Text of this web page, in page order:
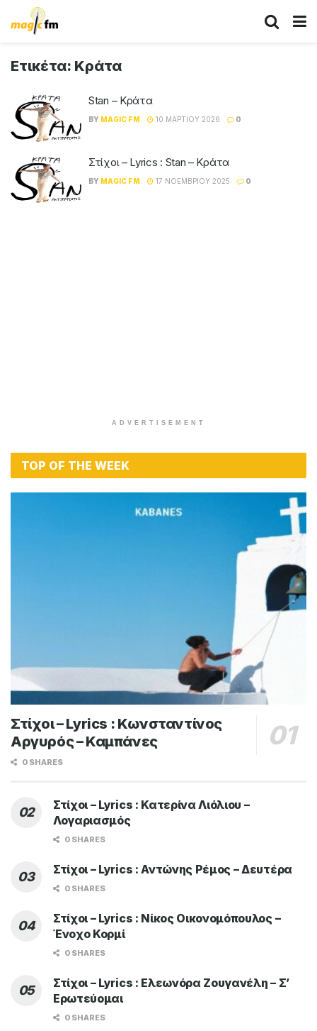
Ετικέτα: Κράτα
Stan – Κράτα
BY MAGIC FM 10 ΜΑΡΤΊΟΥ 2026 0
Στίχοι – Lyrics : Stan – Κράτα
BY MAGIC FM 17 ΝΟΕΜΒΡΊΟΥ 2025 0
ADVERTISEMENT
TOP OF THE WEEK
Στίχοι – Lyrics : Κωνσταντίνος
Αργυρός – Καμπάνες
0 SHARES
Στίχοι – Lyrics : Κατερίνα Λιόλιου –
Λογαριασμός
0 SHARES
Στίχοι – Lyrics : Αντώνης Ρέμος – Δευτέρα
0 SHARES
Στίχοι – Lyrics : Νίκος Οικονομόπουλος –
Ένοχο Κορμί
0 SHARES
Στίχοι – Lyrics : Ελεωνόρα Ζουγανέλη – Σ’
Ερωτεύομαι
0 SHARES